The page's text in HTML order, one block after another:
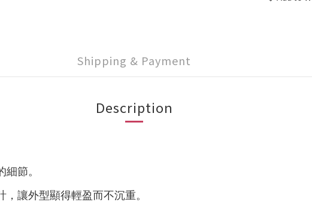
Shipping & Payment
Description
節。
， 讓外型顯得輕盈而不沉重。